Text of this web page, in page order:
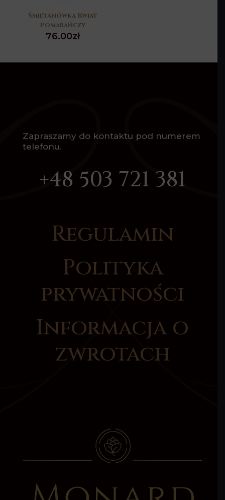
Śmietanówka Kwiat
Pomarańczy
76.00zł
Zapraszamy do kontaktu pod numerem
telefonu.
+48 503 721 381
Regulamin
Polityka
prywatności
Informacja o
zwrotach